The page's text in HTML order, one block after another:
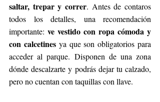
saltar, trepar y correr. Antes de contaros
todos los detalles, una recomendación
importante: ve vestido con ropa cómoda y
con calcetines ya que son obligatorios para
acceder al parque. Disponen de una zona
dónde descalzarte y podrás dejar tu calzado,
pero no cuentan con taquillas con llave.